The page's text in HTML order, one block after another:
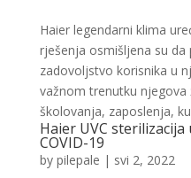
Haier legendarni klima
rješenja osmišljena su
zadovoljstvo korisnika u
važnom trenutku
školovanja, zaposlenja,
Haier UVC
COVID-19
by pilepale | svi 2, 2022